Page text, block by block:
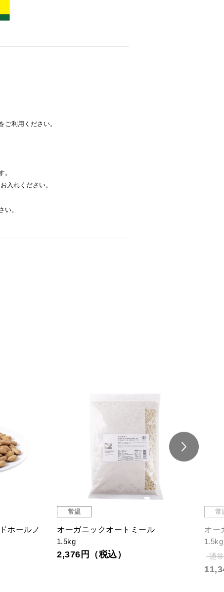
利用ください。
。
入れください。
い。
ホールノ
常温
オーガニックオートミール
1.5kg
2,376円（税込）
常
オー
1.5kg
通